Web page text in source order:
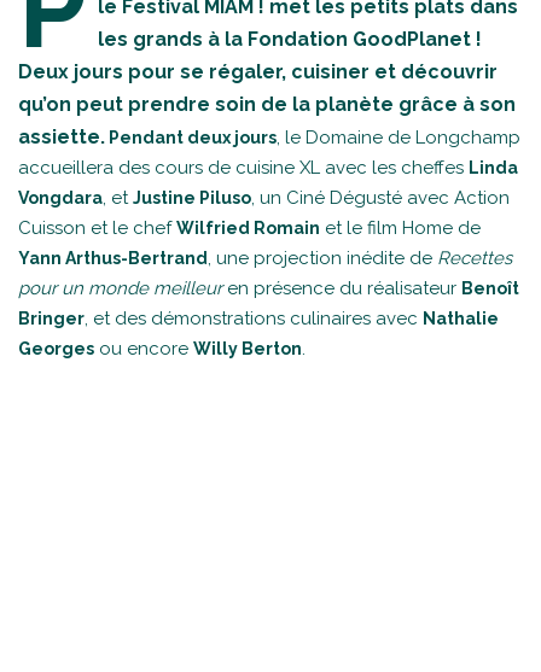
le Festival MIAM ! met les petits plats dans
les grands à la Fondation GoodPlanet !
Deux jours pour se régaler, cuisiner et découvrir
qu’on peut prendre soin de la planète grâce à son
assiette. Pendant deux jours , le Domaine de Longchamp
accueillera des cours de cuisine XL avec les cheffes Linda
Vongdara , et Justine Piluso , un Ciné Dégusté avec Action
Cuisson et le chefWilfried Romain et le film Home de
Yann Arthus-Bertrand , une projection inédite de Recettes
pour un monde meilleuren présence du réalisateur Benoît
Bringer , et des démonstrations culinaires avec Nathalie
Georges ou encore Willy Berton